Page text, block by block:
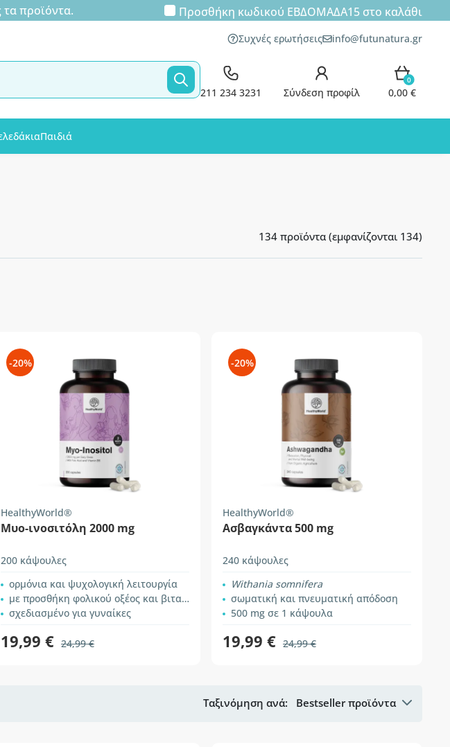
προϊόντα. Προσθήκη κωδικού ΕΒΔΟΜΑΔΑ15στο καλάθι
Συχνές ερωτήσεις info@futunatura.gr
211 234 3231 Σύνδεση προφίλ
0
0,00 €
Παιδιά
134 προϊόντα (εμφανίζονται 134)
-20%
HealthyWorld®
Mυο-ινοσιτόλη 2000 mg
200 κάψουλες
ορμόνια και ψυχολογική λειτουργία
με προσθήκη φολικού οξέος και βιταμίνης Β6
σχεδιασμένο για γυναίκες
19,99 € 24,99 €
-20%
HealthyWorld®
Ασβαγκάντα 500 mg
240 κάψουλες
Withania somnifera
σωματική και πνευματική απόδοση
500 mg σε 1 κάψουλα
19,99 € 24,99 €
Ταξινόμηση ανά: Bestseller προϊόντα